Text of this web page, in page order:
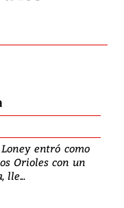
Loney entró como
Orioles con un
lle...